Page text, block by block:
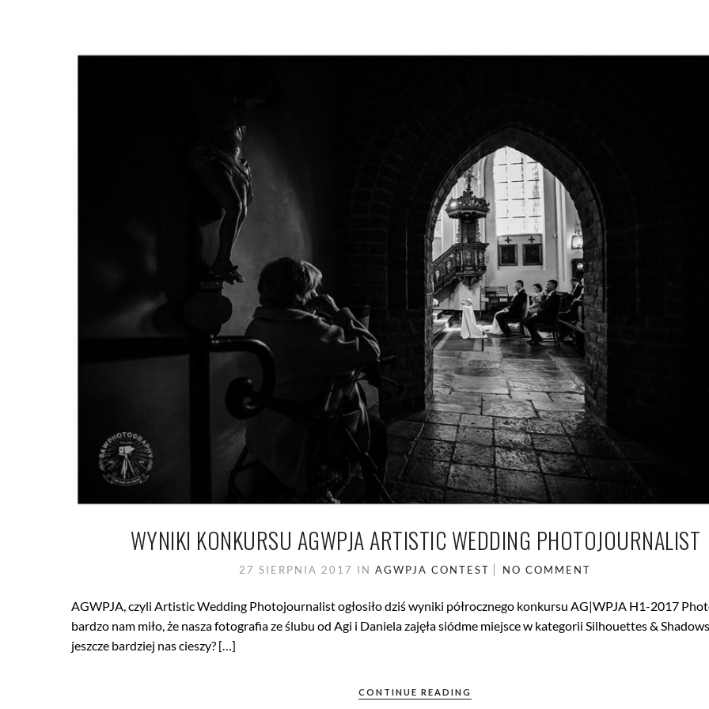
WYNIKI KONKURSU AGWPJA ARTISTIC WEDDING PHOTOJOURNALIST
27 SIERPNIA 2017 INAGWPJA CONTEST NO COMMENT
AGWPJA, czyli Artistic Wedding Photojournalist ogłosiło dziś wyniki półrocznego konkursu AG|WPJA H1-2017
bardzo nam miło, że nasza fotografia ze ślubu od Agi i Daniela zajęła siódme miejsce w kategorii Silhouettes &
jeszcze bardziej nas cieszy? […]
CONTINUE READING